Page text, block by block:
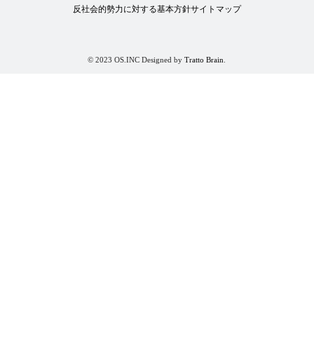
反社会的勢力に対する基本方針サイトマップ
© 2023 OS.INC Designed byTratto Brain